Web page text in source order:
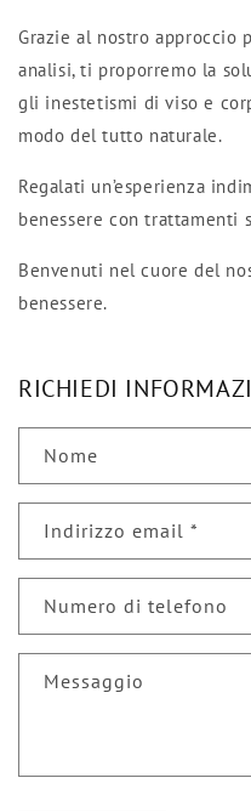
Grazie al nostro approccio
analisi, ti proporremo la
gli inestetismi di viso e
modo del tutto naturale.
Regalati un’esperienza
benessere con trattamenti
Benvenuti nel cuore del
benessere.
RICHIEDI
Nome
Indirizzo email *
Numero di telefono
Messaggio